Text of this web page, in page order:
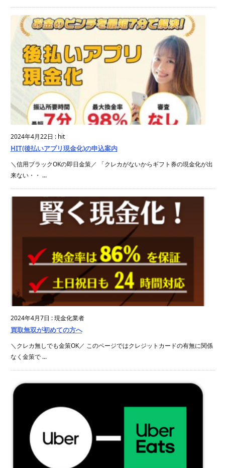
2024年4月22日 : hit
HIT(後払いアプリ現金化)の申込案内
＼信用ブラックOKの即日金策／ 「クレカがないからギフト券の現金化が出
来ない・・ ...
2024年4月7日 :現金化業者
買取無双が初めての方へ
＼クレカ無しでも金策OK／ このページではクレジットカードの有無に関係
なく金策で ...